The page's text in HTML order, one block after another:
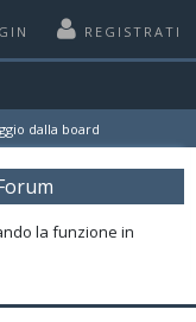
REGISTRATI
dalla board
la funzione in